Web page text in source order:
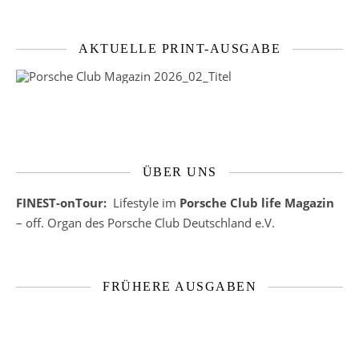
AKTUELLE PRINT-AUSGABE
ÜBER UNS
FINEST-onTour: Lifestyle im Porsche Club life Magazin
– off. Organ des Porsche Club Deutschland e.V.
FRÜHERE AUSGABEN